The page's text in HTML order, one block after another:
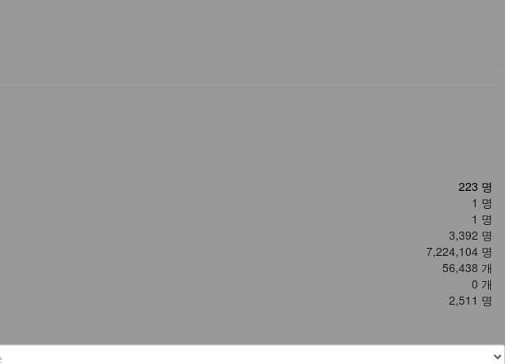
223 명
1 명
1 명
3,392 명
7,224,104 명
56,438 개
0 개
2,511 명